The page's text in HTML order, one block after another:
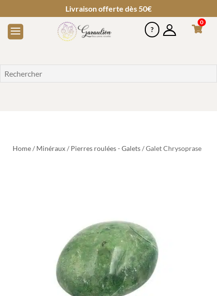
Livraison offerte dès 50€
0
Home/ Minéraux/ Pierres roulées - Galets/ Galet Chrysoprase